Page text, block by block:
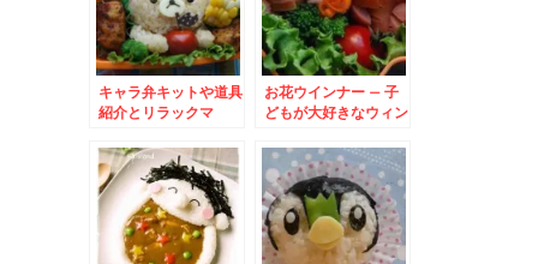
キャラ弁キットや道具
紹介とリラックマ
お花ウインナー – 子
どもが大好きなウィン
♪